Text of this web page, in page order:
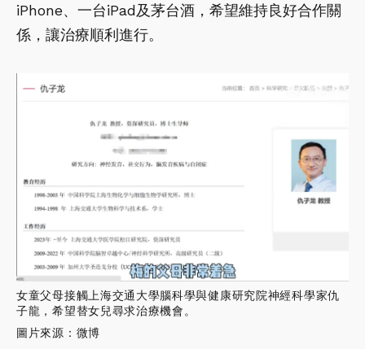
iPhone、一台iPad及茅台酒，希望維持良好合作關
係，讓治療順利進行。
女童父母接觸上海交通大學腦科學與健康研究院神經科學家仇
子龍，希望替女兒尋求治療機會。
圖片來源：微博